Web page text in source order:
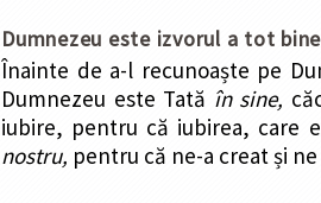
Dumnezeu este izvorul a tot
Înainte de a-l recunoaște pe
Dumnezeu este Tată în sine,
iubire, pentru că iubirea, care
nostru, pentru că ne-a creat și